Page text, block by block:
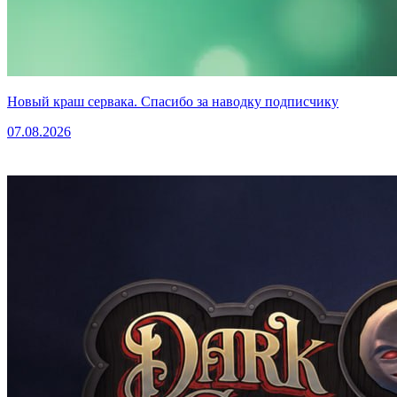
Новый краш сервака. Спасибо за наводку подписчику
07.08.2026